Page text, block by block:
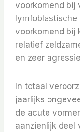
voorkomend bij
lymfoblastische
voorkomend bij
relatief
en zeer
In totaal
jaarlijks
de acute
aanzienlijk deel